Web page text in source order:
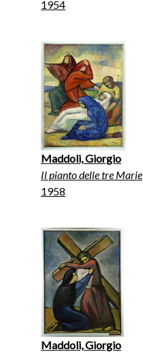
1954
Maddoli, Giorgio
Il pianto delle tre Marie
1958
Maddoli, Giorgio